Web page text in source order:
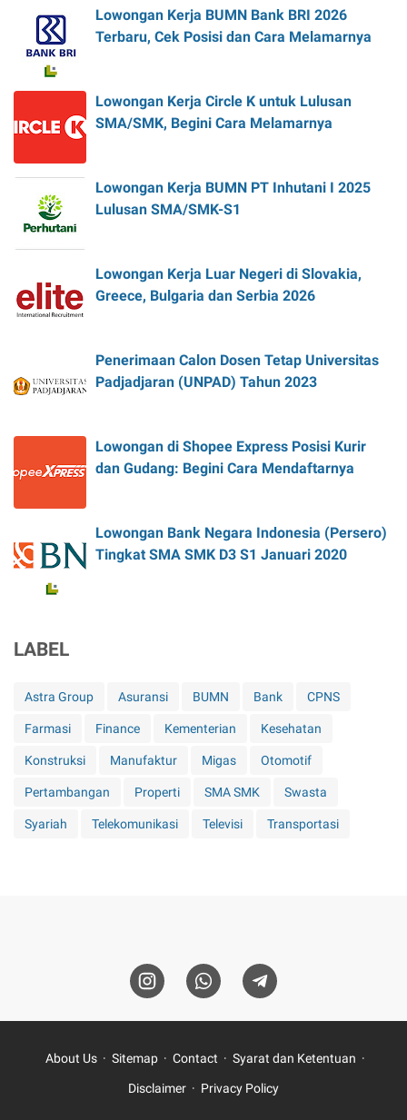
Lowongan Kerja BUMN Bank BRI 2026
Terbaru, Cek Posisi dan Cara Melamarnya
Lowongan Kerja Circle K untuk Lulusan
SMA/SMK, Begini Cara Melamarnya
Lowongan Kerja BUMN PT Inhutani I 2025
Lulusan SMA/SMK-S1
Lowongan Kerja Luar Negeri di Slovakia,
Greece, Bulgaria dan Serbia 2026
Penerimaan Calon Dosen Tetap Universitas
Padjadjaran (UNPAD) Tahun 2023
Lowongan di Shopee Express Posisi Kurir
dan Gudang: Begini Cara Mendaftarnya
Lowongan Bank Negara Indonesia (Persero)
Tingkat SMA SMK D3 S1 Januari 2020
LABEL
Astra Group Asuransi BUMN Bank CPNS
Farmasi Finance Kementerian Kesehatan
Konstruksi Manufaktur Migas Otomotif
Pertambangan Properti SMA SMK Swasta
Syariah Telekomunikasi Televisi Transportasi
About Us Sitemap Contact Syarat dan Ketentuan
Disclaimer Privacy Policy